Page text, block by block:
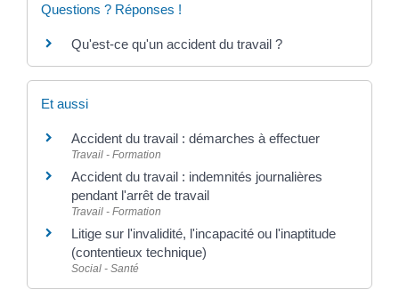
Questions ? Réponses !
Qu'est-ce qu'un accident du travail ?
Et aussi
Accident du travail : démarches à effectuer
Travail - Formation
Accident du travail : indemnités journalières
pendant l'arrêt de travail
Travail - Formation
Litige sur l'invalidité, l'incapacité ou l'inaptitude
(contentieux technique)
Social - Santé